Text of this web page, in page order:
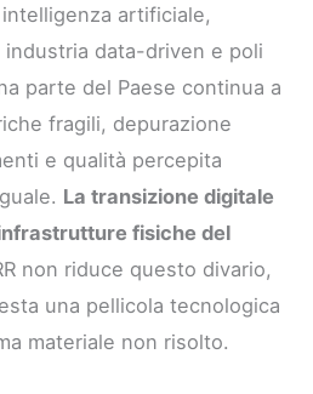
intelligenza artificiale,
industria data-driven e poli
parte del Paese continua a
fragili, depurazione
e qualità percepita
La transizione digitale
fisiche del
non riduce questo divario,
una pellicola tecnologica
materiale non risolto.